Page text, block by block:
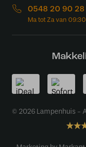
0548 20 90 28
© 2026 Lampenhuis -